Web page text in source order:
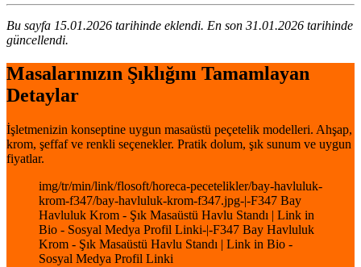
Bu sayfa 15.01.2026 tarihinde eklendi. En son 31.01.2026 tarihinde
güncellendi.
Masalarınızın Şıklığını Tamamlayan
Detaylar
İşletmenizin konseptine uygun masaüstü peçetelik modelleri. Ahşap,
krom, şeffaf ve renkli seçenekler. Pratik dolum, şık sunum ve uygun
fiyatlar.
img/tr/min/link/flosoft/horeca-pecetelikler/bay-havluluk-
krom-f347/bay-havluluk-krom-f347.jpg-|-F347 Bay
Havluluk Krom - Şık Masaüstü Havlu Standı | Link in
Bio - Sosyal Medya Profil Linki-|-F347 Bay Havluluk
Krom - Şık Masaüstü Havlu Standı | Link in Bio -
Sosyal Medya Profil Linki